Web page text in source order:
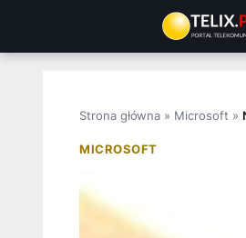
treści
Strona główna » Microsoft »
MICROSOFT